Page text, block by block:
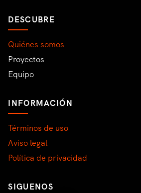
DESCUBRE
Quiénes somos
Proyectos
Equipo
INFORMACIÓN
Términos de uso
Aviso legal
Política de privacidad
SIGUENOS